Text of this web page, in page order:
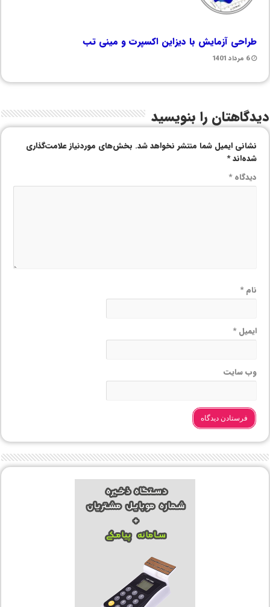
طراحی آزمایش با دیزاین اکسپرت و مینی تب
6 مرداد 1401
دیدگاهتان را بنویسید
نشانی ایمیل شما منتشر نخواهد شد. بخش‌های موردنیاز علامت‌گذاری
شده‌اند*
دیدگاه*
نام*
ایمیل*
وب‌ سایت